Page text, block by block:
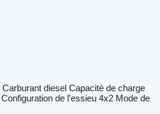
Carburant diesel Capacité de charge
Configuration de l'essieu 4x2 Mode de